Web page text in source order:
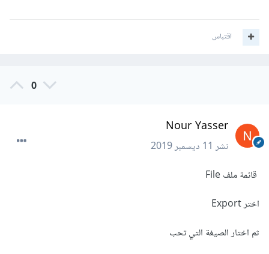
اقتباس
0
Nour Yasser
نشر11 ديسمبر 2019
قائمة ملف File
اختر Export
ثم اختار الصيغة التي تحب